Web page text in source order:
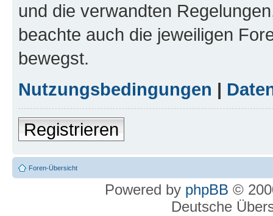
und die verwandten
beachte auch die jeweiligen
bewegst.
Nutzungsbedingungen |
Registrieren
Foren-Übersicht
Powered by phpBB ©
Deutsche